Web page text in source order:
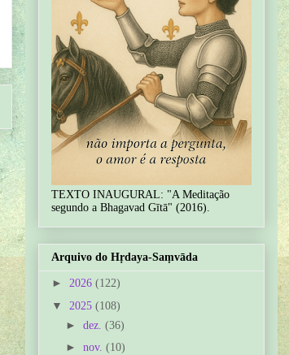
TEXTO INAUGURAL: "A Meditação
segundo a Bhagavad Gītā" (2016).
Arquivo do Hṛdaya-Saṃvāda
► 2026 (122)
▼ 2025 (108)
► dez. (36)
► nov. (10)